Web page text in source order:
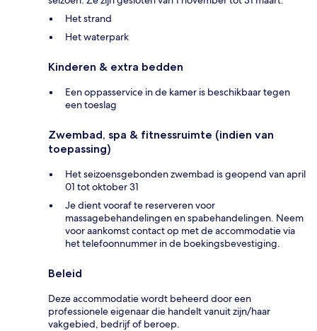
Het strand
Het waterpark
Kinderen & extra bedden
Een oppasservice in de kamer is beschikbaar tegen
een toeslag
Zwembad, spa & fitnessruimte (indien van
toepassing)
Het seizoensgebonden zwembad is geopend van april
01 tot oktober 31
Je dient vooraf te reserveren voor
massagebehandelingen en spabehandelingen. Neem
voor aankomst contact op met de accommodatie via
het telefoonnummer in de boekingsbevestiging.
Beleid
Deze accommodatie wordt beheerd door een
professionele eigenaar die handelt vanuit zijn/haar
vakgebied, bedrijf of beroep.